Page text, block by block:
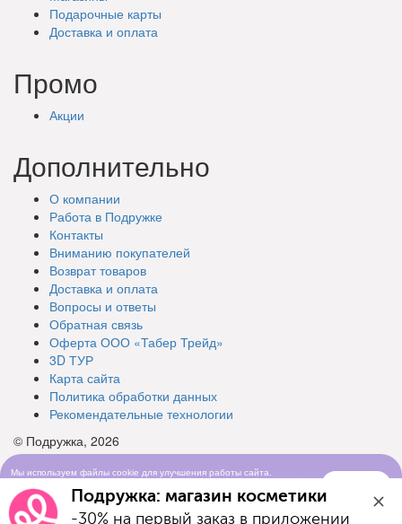
Подарочные карты
Доставка и оплата
Промо
Акции
Дополнительно
О компании
Работа в Подружке
Контакты
Вниманию покупателей
Возврат товаров
Доставка и оплата
Вопросы и ответы
Обратная связь
Оферта ООО «Табер Трейд»
3D ТУР
Карта сайта
Политика обработки данных
Рекомендательные технологии
© Подружка, 2026
Мы используем файлы cookie для улучшения работы сайта.
использования cookie-файловПодружка: магазин косметики
-30% на первый заказ в приложении